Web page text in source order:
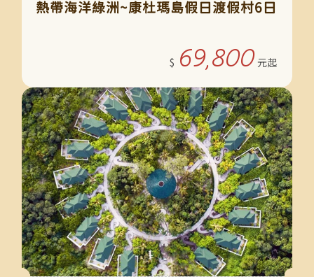
熱帶海洋綠洲~康杜瑪島假日渡假村6日
69,800